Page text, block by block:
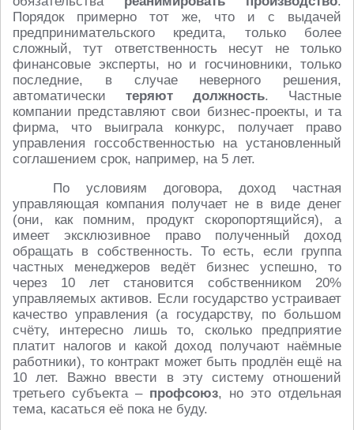
Порядок примерно тот же, что и с выдачей
предпринимательского кредита, только более
сложный, тут ответственность несут не только
финансовые эксперты, но и госчиновники, только
последние, в случае неверного решения,
автоматически теряют должность. Частные
компании представляют свои бизнес-проекты, и та
фирма, что выиграла конкурс, получает право
управления госсобственностью на установленный
соглашением срок, например, на 5 лет.
По условиям договора, доход частная
управляющая компания получает не в виде денег
(они, как помним, продукт скоропортящийся), а
имеет эксклюзивное право полученный доход
обращать в собственность. То есть, если группа
частных менеджеров ведёт бизнес успешно, то
через 10 лет становится собственником 20%
управляемых активов. Если государство устраивает
качество управления (а государству, по большом
счёту, интересно лишь то, сколько предприятие
платит налогов и какой доход получают наёмные
работники), то контракт может быть продлён ещё на
10 лет. Важно ввести в эту систему отношений
третьего субъекта – профсоюз, но это отдельная
тема, касаться её пока не буду.